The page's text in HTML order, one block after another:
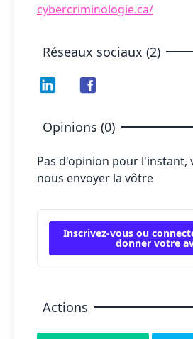
cybercriminologie.ca/
Réseaux sociaux (2)
Opinions (0)
Pas d'opinion pour l'instant,
nous envoyer la vôtre
Inscrivez-vous ou
donner votre
Actions